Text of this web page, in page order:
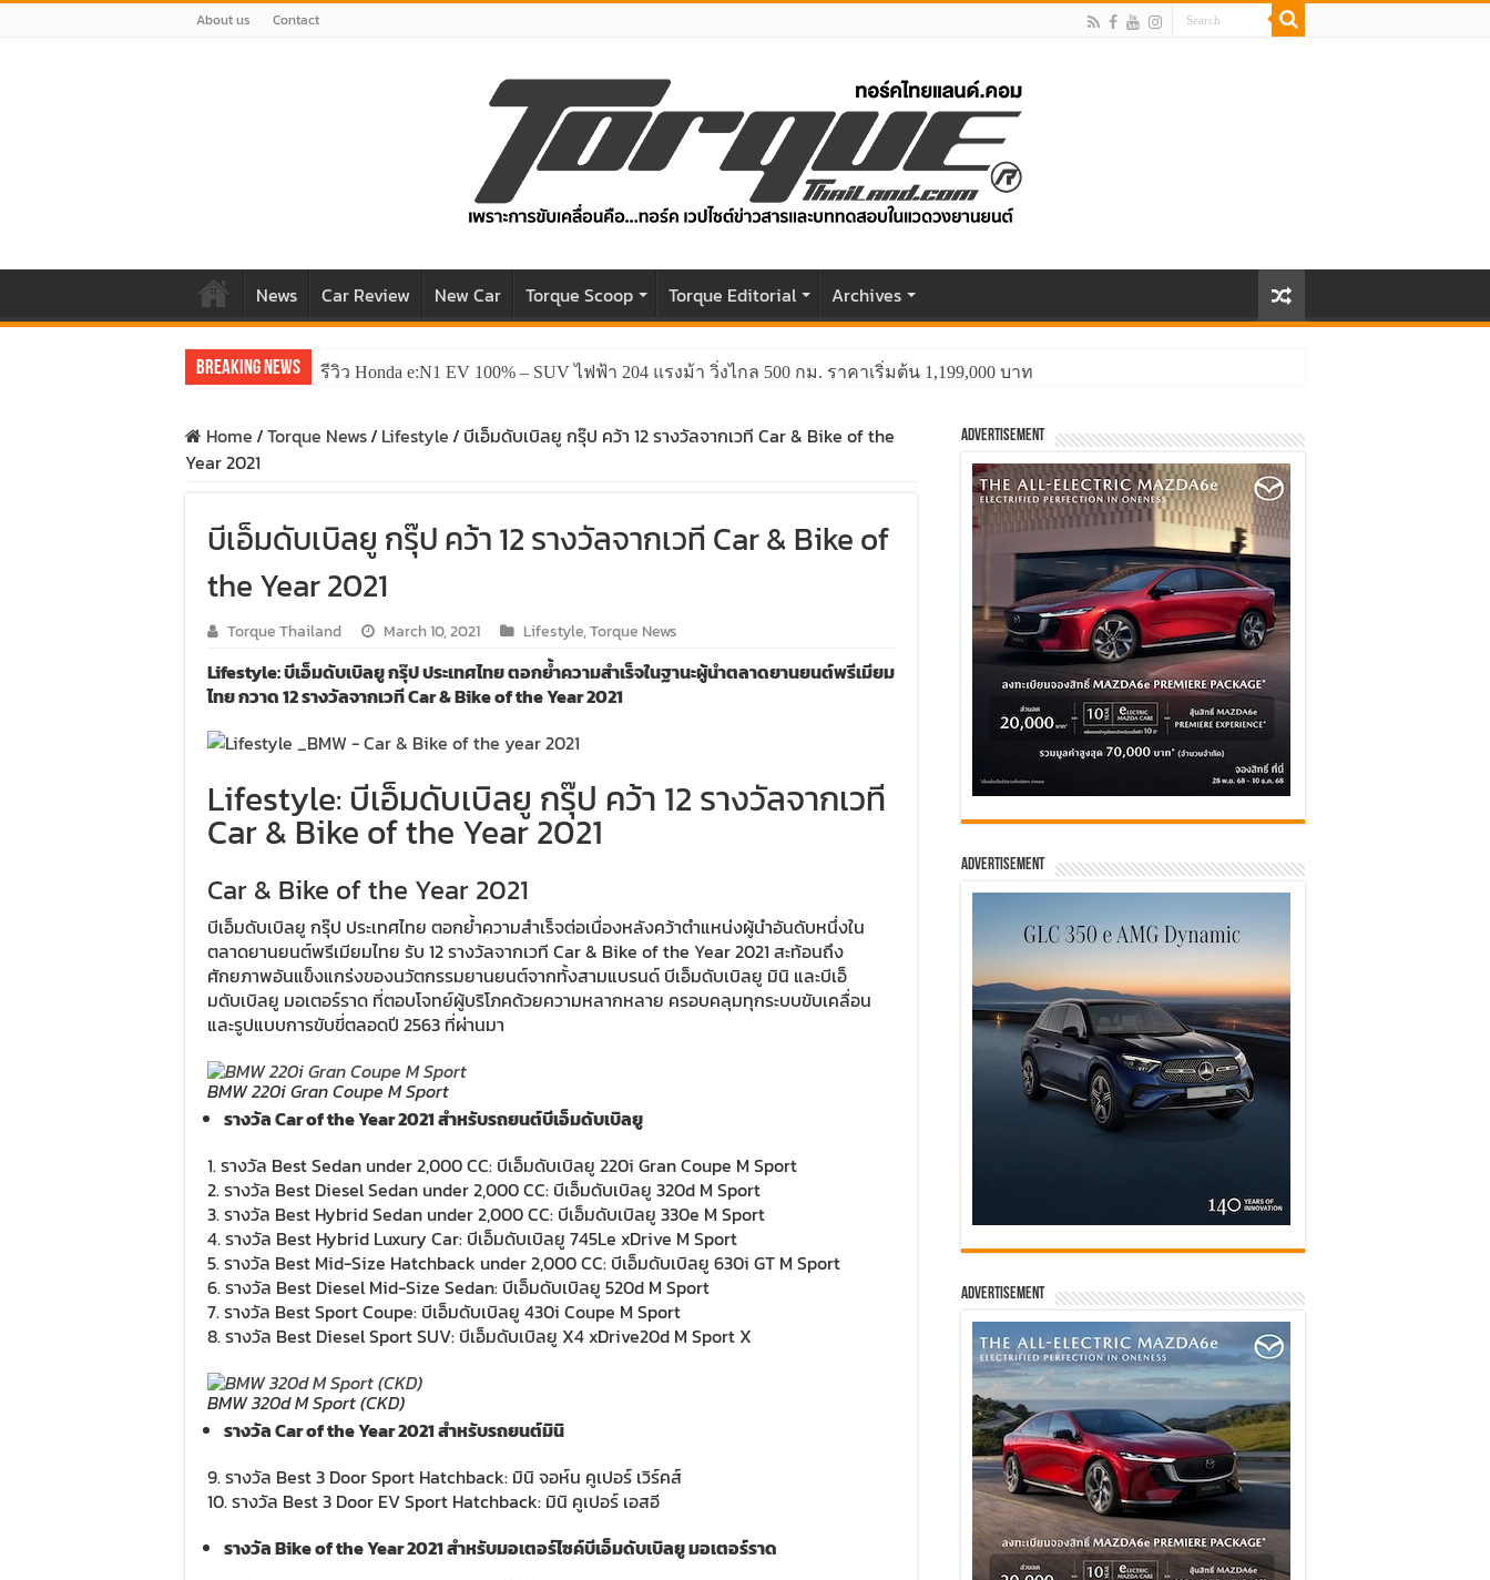
About us Contact
News Car Review New Car Torque Scoop Torque Editorial Archives
Breaking News รีวิว Honda e:N1 EV 100% – SUV ไฟฟ้า 204 แรงม้า วิ่งไกล 500 กม. ราคาเริ่มต้น 1,199,000 บาท
Home/Torque News/ Lifestyle/ บีเอ็มดับเบิลยู กรุ๊ป คว้า 12 รางวัลจากเวที Car & Bike of the
Year 2021
บีเอ็มดับเบิลยู กรุ๊ป คว้า 12 รางวัลจากเวที Car & Bike of
the Year 2021
Torque Thailand March 10, 2021 Lifestyle,Torque News
Lifestyle: บีเอ็มดับเบิลยู กรุ๊ป ประเทศไทย ตอกย้ำความสำเร็จในฐานะผู้นำตลาดยานยนต์พรีเมียม
ไทย กวาด 12 รางวัลจากเวที Car & Bike of the Year 2021
Lifestyle: บีเอ็มดับเบิลยู กรุ๊ป คว้า 12 รางวัลจากเวที
Car & Bike of the Year 2021
Car & Bike of the Year 2021
บีเอ็มดับเบิลยู กรุ๊ป ประเทศไทย ตอกย้ำความสำเร็จต่อเนื่องหลังคว้าตำแหน่งผู้นำอันดับหนึ่งใน
ตลาดยานยนต์พรีเมียมไทย รับ 12 รางวัลจากเวที Car & Bike of the Year 2021 สะท้อนถึง
ศักยภาพอันแข็งแกร่งของนวัตกรรมยานยนต์จากทั้งสามแบรนด์ บีเอ็มดับเบิลยู มินิ และบีเอ็
มดับเบิลยู มอเตอร์ราด ที่ตอบโจทย์ผู้บริโภคด้วยความหลากหลาย ครอบคลุมทุกระบบขับเคลื่อน
และรูปแบบการขับขี่ตลอดปี 2563 ที่ผ่านมา
BMW 220i Gran Coupe M Sport
รางวัล Car of the Year 2021 สำหรับรถยนต์บีเอ็มดับเบิลยู
1. รางวัล Best Sedan under 2,000 CC: บีเอ็มดับเบิลยู 220i Gran Coupe M Sport
2. รางวัล Best Diesel Sedan under 2,000 CC: บีเอ็มดับเบิลยู 320d M Sport
3. รางวัล Best Hybrid Sedan under 2,000 CC: บีเอ็มดับเบิลยู 330e M Sport
4. รางวัล Best Hybrid Luxury Car: บีเอ็มดับเบิลยู 745Le xDrive M Sport
5. รางวัล Best Mid-Size Hatchback under 2,000 CC: บีเอ็มดับเบิลยู 630i GT M Sport
6. รางวัล Best Diesel Mid-Size Sedan: บีเอ็มดับเบิลยู 520d M Sport
7. รางวัล Best Sport Coupe: บีเอ็มดับเบิลยู 430i Coupe M Sport
8. รางวัล Best Diesel Sport SUV: บีเอ็มดับเบิลยู X4 xDrive20d M Sport X
BMW 320d M Sport (CKD)
รางวัล Car of the Year 2021 สำหรับรถยนต์มินิ
9. รางวัล Best 3 Door Sport Hatchback: มินิ จอห์น คูเปอร์ เวิร์คส์
10. รางวัล Best 3 Door EV Sport Hatchback: มินิ คูเปอร์ เอสอี
รางวัล Bike of the Year 2021 สำหรับมอเตอร์ไซค์บีเอ็มดับเบิลยู มอเตอร์ราด
Advertisement
Advertisement
Advertisement